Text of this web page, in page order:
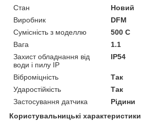
Стан
Новий
Виробник
DFM
Сумісність з моделлю
500 C
Вага
1.1
Захист обладнання від
води і пилу IP
IP54
Віброміцність
Так
Ударостійкість
Так
Застосування датчика
Рідини
Користувальницькі характеристики